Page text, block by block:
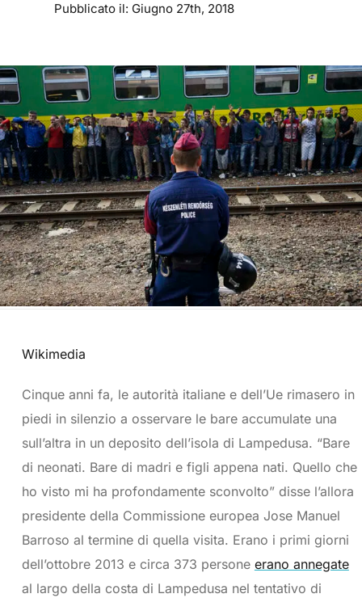
Pubblicato il: Giugno 27th, 2018
Wikimedia
Cinque anni fa, le autorità italiane e dell’Ue rimasero in
piedi in silenzio a osservare le bare accumulate una
sull’altra in un deposito dell’isola di Lampedusa. “Bare
di neonati. Bare di madri e figli appena nati. Quello che
ho visto mi ha profondamente sconvolto” disse l’allora
presidente della Commissione europea Jose Manuel
Barroso al termine di quella visita. Erano i primi giorni
dell’ottobre 2013 e circa 373 persone erano annegate
al largo della costa di Lampedusa nel tentativo di